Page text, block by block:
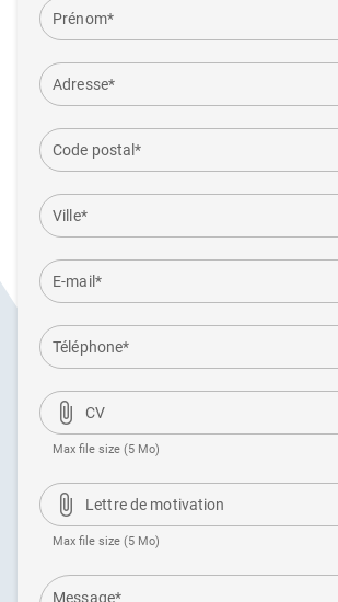
Prénom*
Adresse*
Code postal*
Ville*
E-mail*
Téléphone*
attach_file CV
Max file size (5 Mo)
attach_file Lettre de motivation
Max file size (5 Mo)